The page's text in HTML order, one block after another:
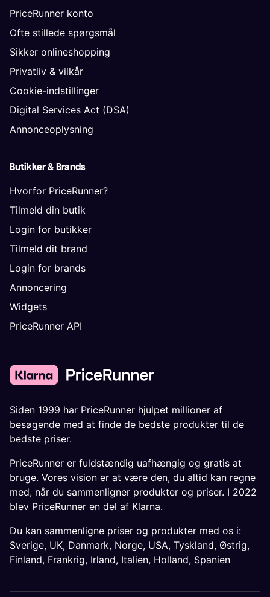
PriceRunner konto
Ofte stillede spørgsmål
Sikker onlineshopping
Privatliv & vilkår
Cookie-indstillinger
Digital Services Act (DSA)
Annonceoplysning
Butikker & Brands
Hvorfor PriceRunner?
Tilmeld din butik
Login for butikker
Tilmeld dit brand
Login for brands
Annoncering
Widgets
PriceRunner API
Siden 1999 har PriceRunner hjulpet millioner af
besøgende med at finde de bedste produkter til de
bedste priser.
PriceRunner er fuldstændig uafhængig og gratis at
bruge. Vores vision er at være den, du altid kan regne
med, når du sammenligner produkter og priser. I 2022
blev PriceRunner en del af Klarna.
Du kan sammenligne priser og produkter med os i:
Sverige, UK, Danmark, Norge, USA, Tyskland, Østrig,
Finland, Frankrig, Irland, Italien, Holland, Spanien